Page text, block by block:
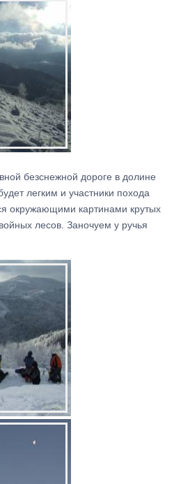
безснежной дороге в долине
легким и участники похода
окружающими картинами крутых
лесов. Заночуем у ручья